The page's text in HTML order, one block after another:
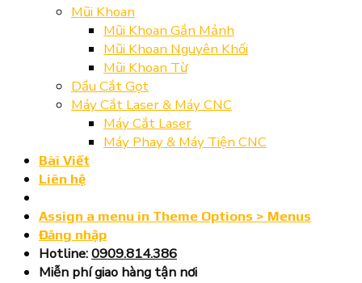
Mũi Khoan
Mũi Khoan Gắn Mảnh
Mũi Khoan Nguyên Khối
Mũi Khoan Từ
Dầu Cắt Gọt
Máy Cắt Laser & Máy CNC
Máy Cắt Laser
Máy Phay & Máy Tiện CNC
Bài Viết
Liên hệ
Assign a menu in Theme Options > Menus
Đăng nhập
Hotline:0909.814.386
Miễn phí giao hàng tận nơi